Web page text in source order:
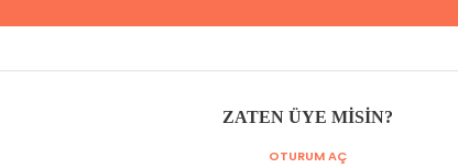
ZATEN ÜYE MISIN?
OTURUM AÇ